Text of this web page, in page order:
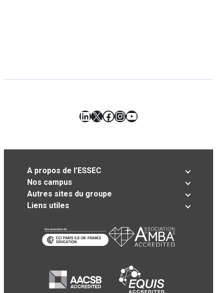
LinkedIn
X Facebook
Instagram
YouTube
A propos de l’ESSEC
Nos campus
Autres sites du groupe
Liens utiles